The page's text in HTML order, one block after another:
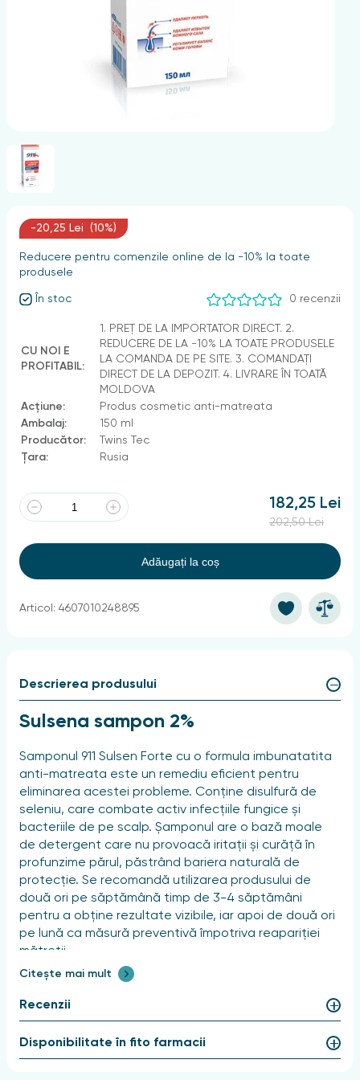
-20,25 Lei (10%)
Reducere pentru comenzile online de la -10% la toate
produsele
În stoc 0 recenzii
CU NOI E
PROFITABIL:
1. PREȚ DE LA IMPORTATOR DIRECT. 2.
REDUCERE DE LA -10% LA TOATE PRODUSELE
LA COMANDA DE PE SITE. 3. COMANDAȚI
DIRECT DE LA DEPOZIT. 4. LIVRARE ÎN TOATĂ
MOLDOVA
Acțiune:
Produs cosmetic anti-matreata
Ambalaj:
150 ml
Producător:
Twins Tec
Țara:
Rusia
182,25 Lei
202,50 Lei
Adăugați la coș
Articol: 4607010248895
Descrierea produsului
Sulsena sampon 2%
Samponul 911 Sulsen Forte cu o formula imbunatatita
anti-matreata este un remediu eficient pentru
eliminarea acestei probleme. Conține disulfură de
seleniu, care combate activ infecțiile fungice și
bacteriile de pe scalp. Șamponul are o bază moale
de detergent care nu provoacă iritații și curăță în
profunzime părul, păstrând bariera naturală de
protecție. Se recomandă utilizarea produsului de
două ori pe săptămână timp de 3-4 săptămâni
pentru a obține rezultate vizibile, iar apoi de două ori
pe lună ca măsură preventivă împotriva reapariției
mătreții.
Instructiuni de utilizare si doze
Aplicați produsul pe părul umed și spumați cu mișcări
ușoare de masaj, lăsați să acționeze 3-5 minute.
Clătiți bine cu apă. În caz de contact cu ochii, clătiți
Citește mai mult
Recenzii
Disponibilitate în fito farmacii